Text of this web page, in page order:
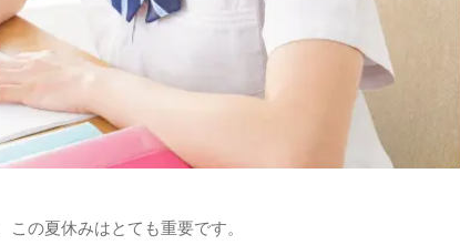
の夏休みはとても重要です。